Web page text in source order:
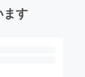
ます